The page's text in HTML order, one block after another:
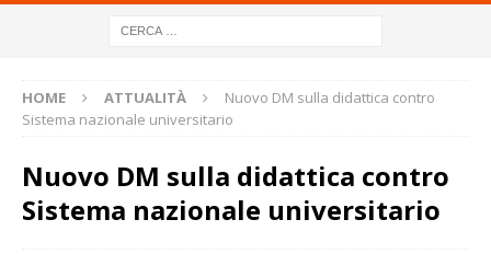
HOME ATTUALITÀ
Nuovo DM sulla didattica contro
Sistema nazionale universitario
Nuovo DM sulla didattica contro
Sistema nazionale universitario